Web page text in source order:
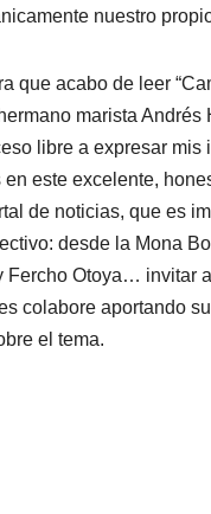
nuestro
que acabo de leer
marista Andrés
libre a expresar mis
este excelente,
de noticias, que es
desde la Mona
Fercho Otoya… invitar
colabore aportando
el tema.